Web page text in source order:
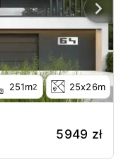
251m2 25x26m
5949 zł